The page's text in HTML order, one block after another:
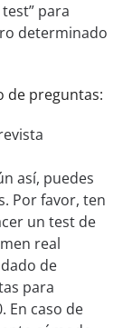
para
determinado
de preguntas:
así, puedes
Por favor, ten
un test de
real
de
para
En caso de